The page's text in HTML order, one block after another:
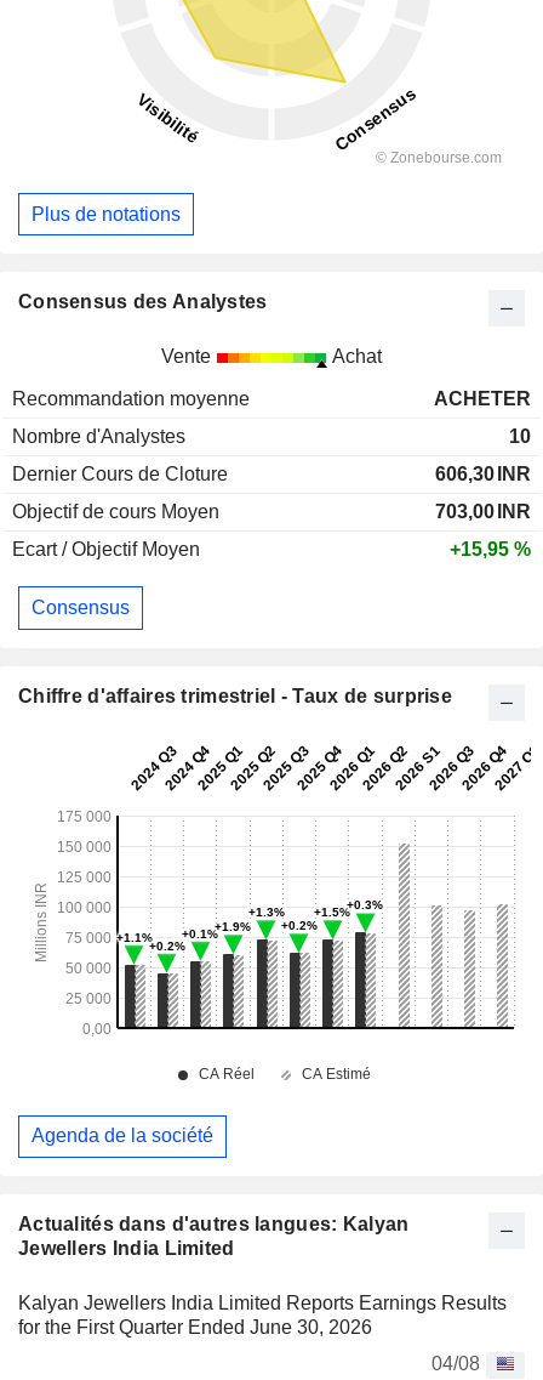
Actualités dans d'autres langues: Kalyan
Jewellers India Limited
Kalyan Jewellers India Limited Reports Earnings Results
for the First Quarter Ended June 30, 2026
04/08
Plus de notations
Consensus des Analystes
Vente Achat
Recommandation moyenne
ACHETER
Nombre d'Analystes
10
Dernier Cours de Cloture
606,30 INR
Objectif de cours Moyen
703,00 INR
Ecart / Objectif Moyen
+15,95 %
Consensus
Chiffre d'affaires trimestriel - Taux de surprise
Agenda de la société